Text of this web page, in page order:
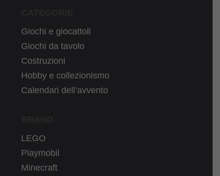
Giochi e giocattoli
Giochi da tavolo
Costruzioni
Hobby e collezionismo
Calendari dell’avvento
LEGO
Playmobil
Minecraft